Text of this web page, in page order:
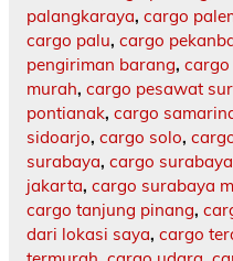
palangkaraya, cargo
cargo palu, cargo
pengiriman barang,
murah, cargo pesawat
pontianak, cargo
sidoarjo, cargo solo,
surabaya, cargo
jakarta, cargo surabaya
cargo tanjung pinang,
dari lokasi saya, cargo